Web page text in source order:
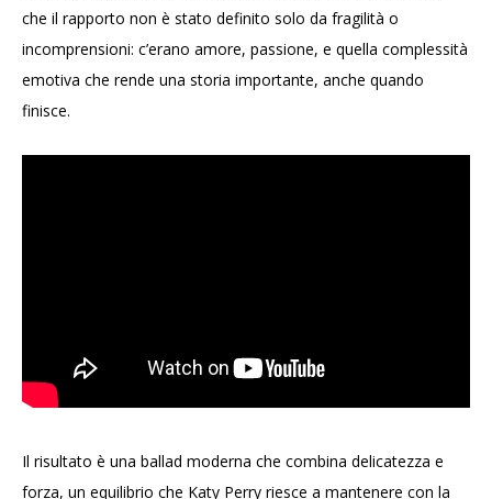
che il rapporto non è stato definito solo da fragilità o
incomprensioni: c’erano amore, passione, e quella complessità
emotiva che rende una storia importante, anche quando
finisce.
Il risultato è una ballad moderna che combina delicatezza e
forza, un equilibrio che Katy Perry riesce a mantenere con la